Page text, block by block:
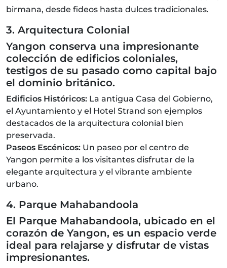
birmana, desde fideos hasta dulces tradicionales.
3. Arquitectura Colonial
Yangon conserva una impresionante
colección de edificios coloniales,
testigos de su pasado como capital bajo
el dominio británico.
Edificios Históricos: La antigua Casa del Gobierno,
el Ayuntamiento y el Hotel Strand son ejemplos
destacados de la arquitectura colonial bien
preservada.
Paseos Escénicos: Un paseo por el centro de
Yangon permite a los visitantes disfrutar de la
elegante arquitectura y el vibrante ambiente
urbano.
4. Parque Mahabandoola
El Parque Mahabandoola, ubicado en el
corazón de Yangon, es un espacio verde
ideal para relajarse y disfrutar de vistas
impresionantes.